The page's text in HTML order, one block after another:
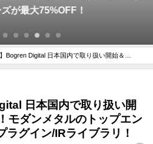
最大75%OFF！
】Bogren Digital 日本国内で取り扱い開始＆
プエンジニアの耳で作ったプラグイン/IRライブ
日本国内で取り扱い開
モダンメタルのトップエン
ラグイン/IRライブラリ！